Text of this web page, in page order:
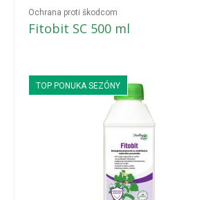
Ochrana proti škodcom
Fitobit SC 500 ml
TOP PONUKA SEZÓNY